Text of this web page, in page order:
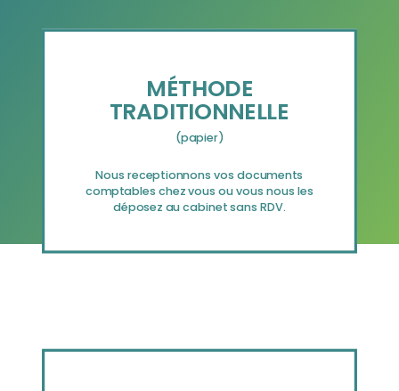
MÉTHODE
TRADITIONNELLE
(papier)
Nous receptionnons vos documents
comptables chez vous ou vous nous les
déposez au cabinet sans RDV.